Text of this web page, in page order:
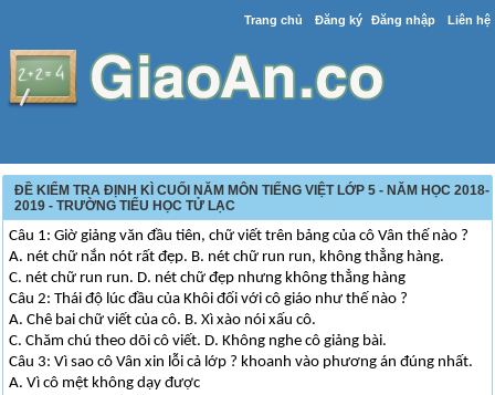
Trang chủ Đăng ký Đăng nhập Liên hệ
ĐỀ KIỂM TRA ĐỊNH KÌ CUỐI NĂM MÔN TIẾNG VIỆT LỚP 5 - NĂM HỌC 2018-
2019 - TRƯỜNG TIỂU HỌC TỬ LẠC
Câu 1: Giờ giảng văn đầu tiên, chữ viết trên bảng của cô Vân thế nào ?
A. nét chữ nắn nót rất đẹp. B. nét chữ run run, không thẳng hàng.
C. nét chữ run run. D. nét chữ đẹp nhưng không thẳng hàng
Câu 2: Thái độ lúc đầu của Khôi đối với cô giáo như thế nào ?
A. Chê bai chữ viết của cô. B. Xì xào nói xấu cô.
C. Chăm chú theo dõi cô viết. D. Không nghe cô giảng bài.
Câu 3: Vì sao cô Vân xin lỗi cả lớp ? khoanh vào phương án đúng nhất.
A. Vì cô mệt không dạy được